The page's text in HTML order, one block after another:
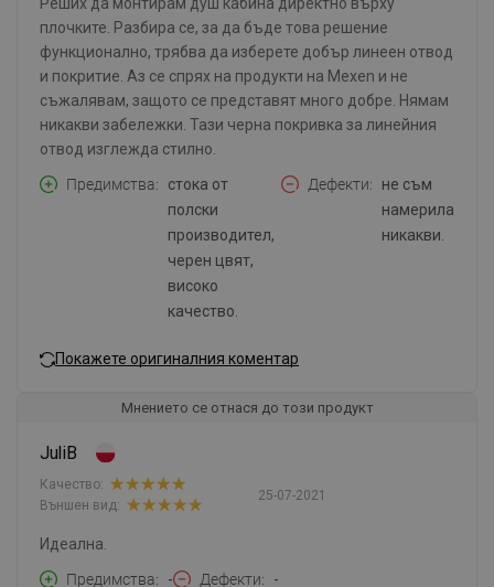
Реших да монтирам душ кабина директно върху
плочките. Разбира се, за да бъде това решение
функционално, трябва да изберете добър линеен отвод
и покритие. Аз се спрях на продукти на Mexen и не
съжалявам, защото се представят много добре. Нямам
никакви забележки. Тази черна покривка за линейния
отвод изглежда стилно.
Предимства
стока от
полски
производител,
черен цвят,
високо
качество.
Дефекти
не съм
намерила
никакви.
Покажете оригиналния коментар
Мнението се отнася до този продукт
JuliB
25-07-2021
Качество:
Външен вид:
Идеална.
Предимства
- Дефекти -